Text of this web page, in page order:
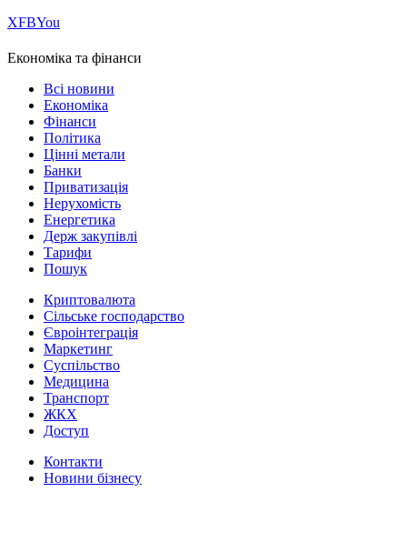
ХFBYou
Економіка та фінанси
Всі новини
Економіка
Фінанси
Політика
Цінні метали
Банки
Приватизація
Нерухомість
Енергетика
Держ закупівлі
Тарифи
Пошук
Криптовалюта
Сільське господарство
Євроінтеграція
Маркетинг
Суспільство
Медицина
Транспорт
ЖКХ
Доступ
Контакти
Новини бізнесу